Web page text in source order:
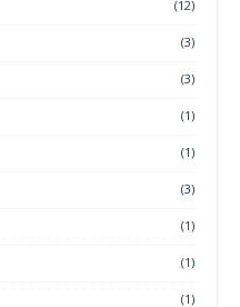
(12)
(3)
(3)
(1)
(1)
(3)
(1)
(1)
(1)